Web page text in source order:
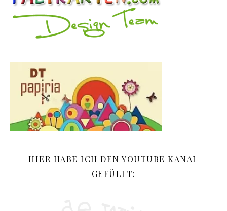
HIER HABE ICH DEN YOUTUBE KANAL
GEFÜLLT: